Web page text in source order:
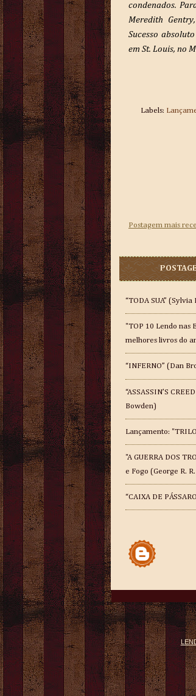
condenados.
Meredith
Sucesso
em St. Louis, no
Labels:
Postagem mais
“TODA SUA” (Sylvia
"TOP 10 Lendo nas
melhores livros do
“INFERNO” (Dan
“ASSASSIN’S
Bowden)
Lançamento:
"A GUERRA DOS
e Fogo (George R.
“CAIXA DE